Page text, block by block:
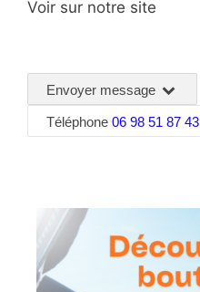
Voir sur notre site
Envoyer message
Téléphone 06 98 51 87 43